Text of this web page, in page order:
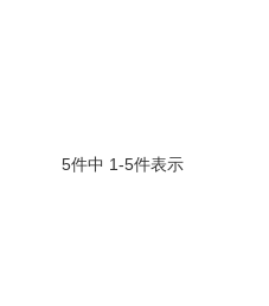
5件中 1-5件表示